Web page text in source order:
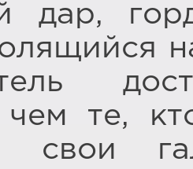
дар,
чем те,
свои